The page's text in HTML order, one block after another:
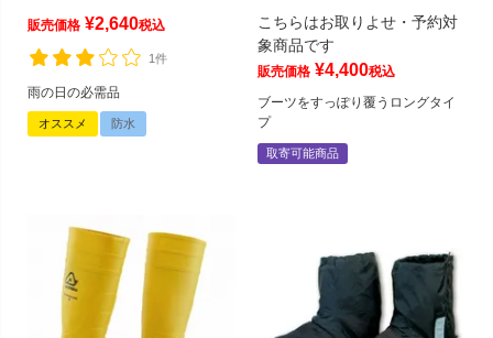
販売価格 ¥2,640税込
1件
雨の日の必需品
オススメ 防水
こちらはお取りよせ・予約対
象商品です
販売価格 ¥4,400税込
ブーツをすっぽり覆うロングタイ
プ
取寄可能商品